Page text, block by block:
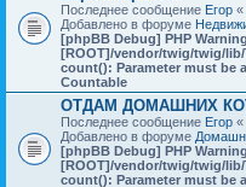
Последнее сообщение Егор «
Добавлено в форуме
[phpBB Debug] PHP Warning
[ROOT]/vendor/twig/twig/
count(): Parameter must be
Countable
ОТДАМ ДОМАШНИХ
Последнее сообщение Егор «
Добавлено в форуме
[phpBB Debug] PHP Warning
[ROOT]/vendor/twig/twig/
count(): Parameter must be